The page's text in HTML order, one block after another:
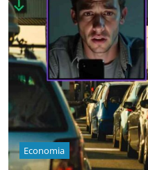
Economia